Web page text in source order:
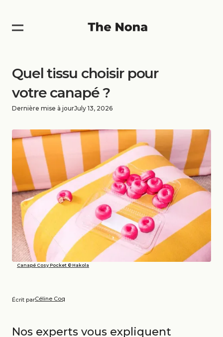
Quel tissu choisir pour
votre canapé ?
Dernière mise à jourJuly 13, 2026
Canapé Cosy Pocket © Hakola
Écrit parCéline Coq
Nos experts vous expliquent